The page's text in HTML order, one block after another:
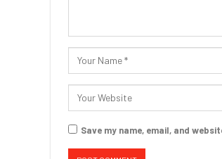
Save my name, email, and